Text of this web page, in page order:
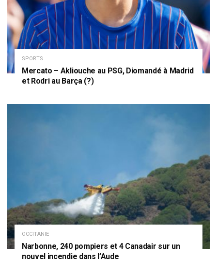
SPORTS
Mercato – Akliouche au PSG, Diomandé à Madrid
et Rodri au Barça (?)
OCCITANIE
Narbonne, 240 pompiers et 4 Canadair sur un
nouvel incendie dans l’Aude